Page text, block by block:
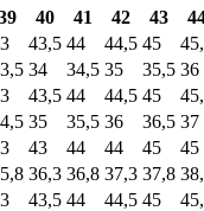
40 41 42 43
43,5 44 44,5 45
34 34,5 35 35,5 36
43,5 44 44,5 45
35 35,5 36 36,5 37
43 44 44 45
45
36,3 36,8 37,3 37,8
43,5 44 44,5 45